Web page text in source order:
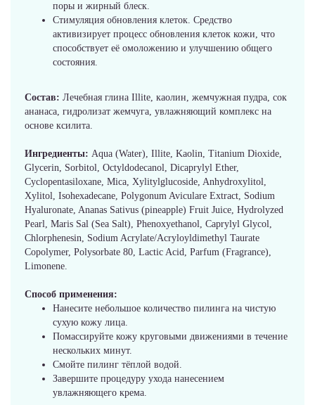
поры и жирный блеск.
Стимуляция обновления клеток. Средство
активизирует процесс обновления клеток кожи, что
способствует её омоложению и улучшению общего
состояния.
Состав: Лечебная глина Illite, каолин, жемчужная пудра, сок
ананаса, гидролизат жемчуга, увлажняющий комплекс на
основе ксилита.
Ингредиенты: Aqua (Water), Illite, Kaolin, Titanium Dioxide,
Glycerin, Sorbitol, Octyldodecanol, Dicaprylyl Ether,
Cyclopentasiloxane, Mica, Xylitylglucoside, Anhydroxylitol,
Xylitol, Isohexadecane, Polygonum Aviculare Extract, Sodium
Hyaluronate, Ananas Sativus (pineapple) Fruit Juice, Hydrolyzed
Pearl, Maris Sal (Sea Salt), Phenoxyethanol, Caprylyl Glycol,
Chlorphenesin, Sodium Acrylate/Acryloyldimethyl Taurate
Copolymer, Polysorbate 80, Lactic Acid, Parfum (Fragrance),
Limonene.
Способ применения:
Нанесите небольшое количество пилинга на чистую
сухую кожу лица.
Помассируйте кожу круговыми движениями в течение
нескольких минут.
Смойте пилинг тёплой водой.
Завершите процедуру ухода нанесением
увлажняющего крема.